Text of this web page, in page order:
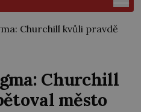
Churchill kvůli pravdě
Churchill
město